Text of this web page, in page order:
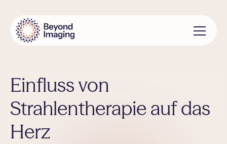
Zum
Inhalt
+
Einfluss von
Strahlentherapie auf das
Herz